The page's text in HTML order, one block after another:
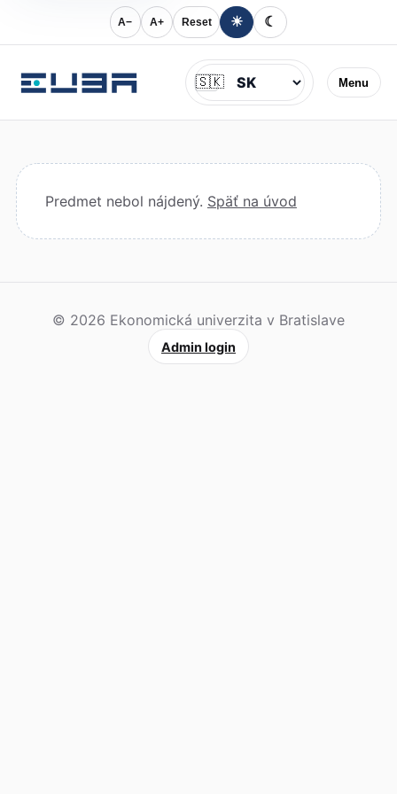
A− A+ Reset ☀ ☾
Menu
Jazyk
🇸🇰
Predmet nebol nájdený. Späť na úvod
© 2026 Ekonomická univerzita v Bratislave
Admin login